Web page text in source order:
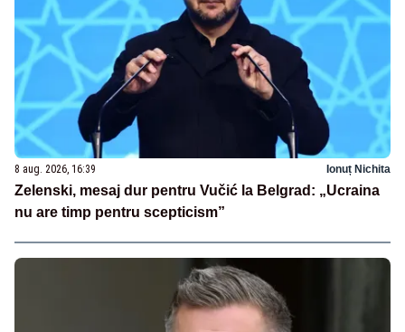
8 aug. 2026, 16:39 Ionuț Nichita
Zelenski, mesaj dur pentru Vučić la Belgrad: „Ucraina
nu are timp pentru scepticism”